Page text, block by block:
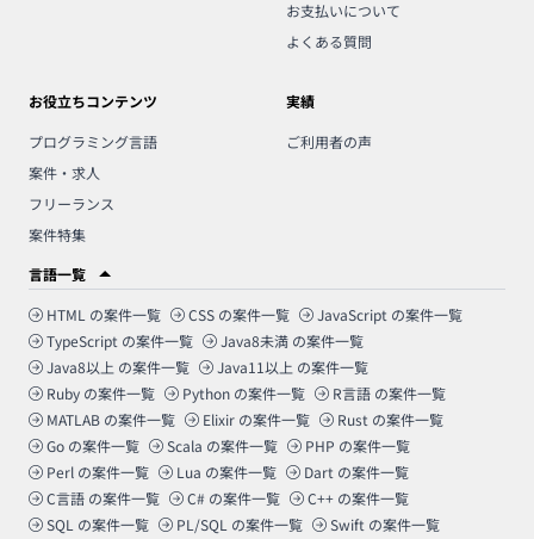
お支払いについて
よくある質問
お役立ちコンテンツ
プログラミング言語
案件・求人
フリーランス
案件特集
実績
ご利用者の声
言語一覧
HTML の案件一覧 CSS の案件一覧 JavaScript の案件一覧
TypeScript の案件一覧 Java8未満 の案件一覧
Java8以上 の案件一覧 Java11以上 の案件一覧
Ruby の案件一覧 Python の案件一覧 R言語 の案件一覧
MATLAB の案件一覧 Elixir の案件一覧 Rust の案件一覧
Go の案件一覧 Scala の案件一覧 PHP の案件一覧
Perl の案件一覧 Lua の案件一覧 Dart の案件一覧
C言語 の案件一覧 C# の案件一覧 C++ の案件一覧
SQL の案件一覧 PL/SQL の案件一覧 Swift の案件一覧